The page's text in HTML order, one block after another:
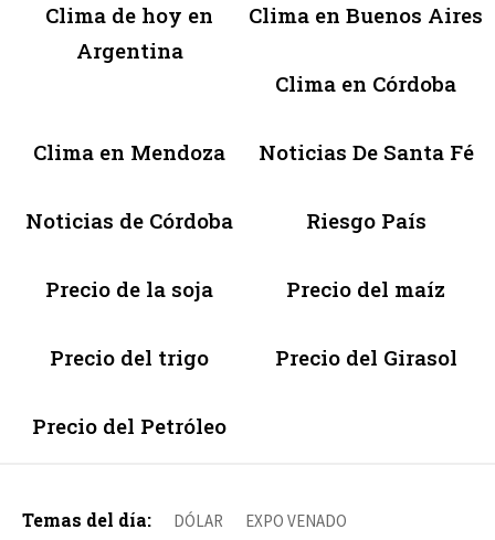
Clima de hoy en
Argentina
Clima en Buenos Aires
Clima en Córdoba
Clima en Mendoza Noticias De Santa Fé
Noticias de Córdoba Riesgo País
Precio de la soja Precio del maíz
Precio del trigo Precio del Girasol
Precio del Petróleo
Temas del día: DÓLAR EXPO VENADO